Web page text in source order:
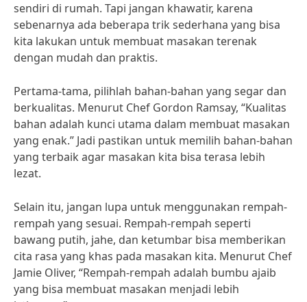
sendiri di rumah. Tapi jangan khawatir, karena
sebenarnya ada beberapa trik sederhana yang bisa
kita lakukan untuk membuat masakan terenak
dengan mudah dan praktis.
Pertama-tama, pilihlah bahan-bahan yang segar dan
berkualitas. Menurut Chef Gordon Ramsay, “Kualitas
bahan adalah kunci utama dalam membuat masakan
yang enak.” Jadi pastikan untuk memilih bahan-bahan
yang terbaik agar masakan kita bisa terasa lebih
lezat.
Selain itu, jangan lupa untuk menggunakan rempah-
rempah yang sesuai. Rempah-rempah seperti
bawang putih, jahe, dan ketumbar bisa memberikan
cita rasa yang khas pada masakan kita. Menurut Chef
Jamie Oliver, “Rempah-rempah adalah bumbu ajaib
yang bisa membuat masakan menjadi lebih